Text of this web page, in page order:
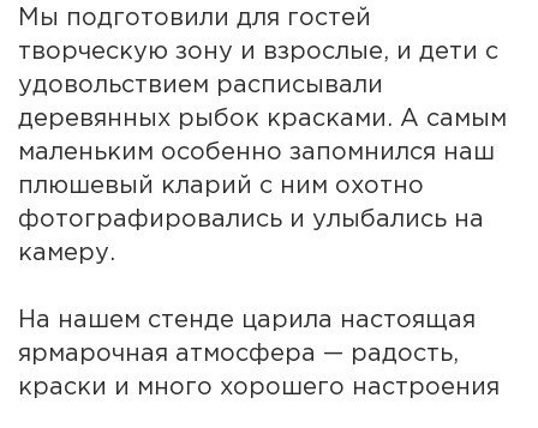
Мы подготовили для гостей
творческую зону и взрослые, и дети с
удовольствием расписывали
деревянных рыбок красками. А самым
маленьким особенно запомнился наш
плюшевый кларий с ним охотно
фотографировались и улыбались на
камеру.
На нашем стенде царила настоящая
ярмарочная атмосфера — радость,
краски и много хорошего настроения